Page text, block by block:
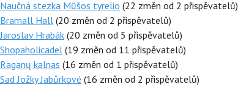
Naučná stezka Mūšos tyrelio (22 změn od 2 přispěvatelů)
Bramall Hall (20 změn od 2 přispěvatelů)
Jaroslav Hrabák (20 změn od 5 přispěvatelů)
Shopaholicadel (19 změn od 11 přispěvatelů)
Raganų kalnas (16 změn od 1 přispěvatelů)
Sad Jožky Jabůrkové (16 změn od 2 přispěvatelů)